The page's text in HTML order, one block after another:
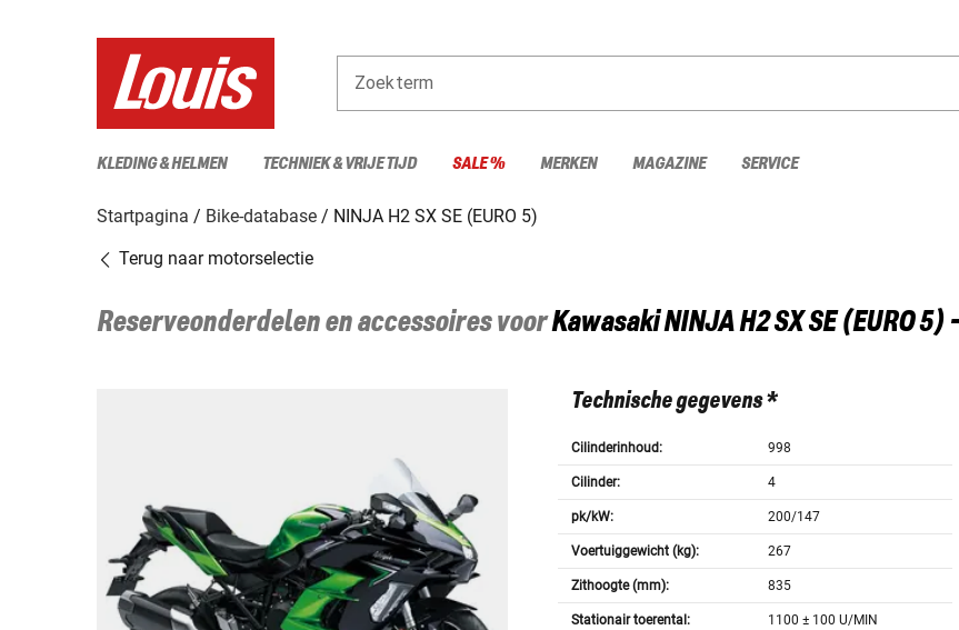
Zoekterm
KLEDING & HELMEN TECHNIEK & VRIJE TIJD SALE % MERKEN MAGAZINE SERVICE
Startpagina Bike-database
NINJA H2 SX SE (EURO 5)
Terug naar motorselectie
Reserveonderdelen en accessoires voorKawasakiNINJA H2 SX SE (EURO 5)
Technische gegevens *
Cilinderinhoud: 998
Cilinder: 4
pk/kW: 200/147
Voertuiggewicht (kg): 267
Zithoogte (mm): 835
Stationair toerental: 1100 ± 100 U/MIN